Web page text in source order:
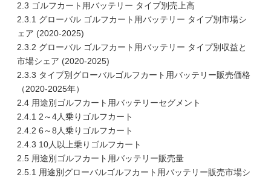
2.3 ゴルフカート用バッテリー タイプ別売上高
2.3.1 グローバル ゴルフカート用バッテリー タイプ別市場シ
ェア (2020-2025)
2.3.2 グローバル ゴルフカート用バッテリー タイプ別収益と
市場シェア (2020-2025)
2.3.3 タイプ別グローバルゴルフカート用バッテリー販売価格
（2020-2025年）
2.4 用途別ゴルフカート用バッテリーセグメント
2.4.1 2～4人乗りゴルフカート
2.4.2 6～8人乗りゴルフカート
2.4.3 10人以上乗りゴルフカート
2.5 用途別ゴルフカート用バッテリー販売量
2.5.1 用途別グローバルゴルフカート用バッテリー販売市場シ